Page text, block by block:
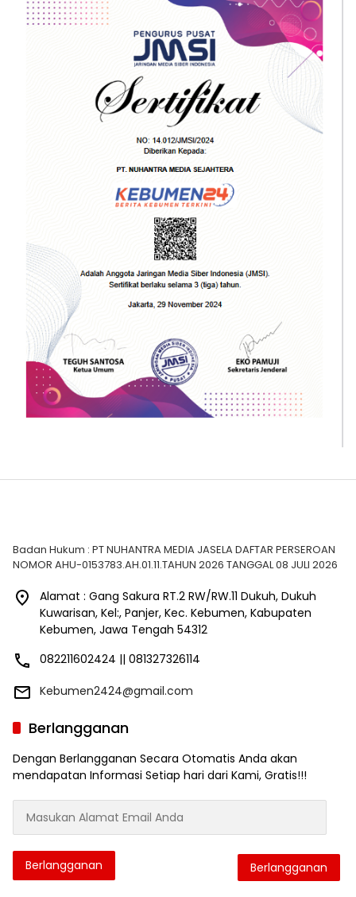
Badan Hukum : PT NUHANTRA MEDIA JASELA DAFTAR PERSEROAN
NOMOR AHU-0153783.AH.01.11.TAHUN 2026 TANGGAL 08 JULI 2026
Alamat : Gang Sakura RT.2 RW/RW.11 Dukuh, Dukuh
Kuwarisan, Kel:, Panjer, Kec. Kebumen, Kabupaten
Kebumen, Jawa Tengah 54312
082211602424 || 081327326114
Kebumen2424@gmail.com
Berlangganan
Dengan Berlangganan Secara Otomatis Anda akan
mendapatan Informasi Setiap hari dari Kami, Gratis!!!
Alamat
AndaBerlangganan Berlangganan